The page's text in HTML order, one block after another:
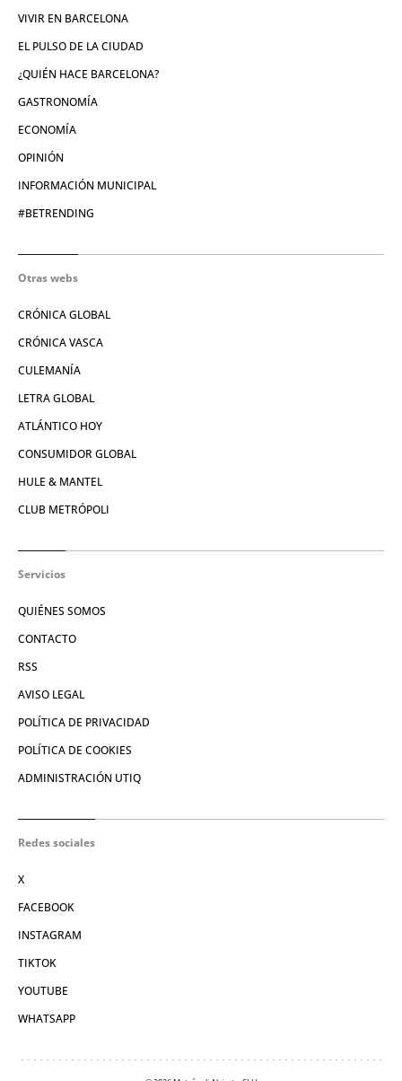
VIVIR EN BARCELONA
EL PULSO DE LA CIUDAD
¿QUIÉN HACE BARCELONA?
GASTRONOMÍA
ECONOMÍA
OPINIÓN
INFORMACIÓN MUNICIPAL
#BETRENDING
Otras webs
CRÓNICA GLOBAL
CRÓNICA VASCA
CULEMANÍA
LETRA GLOBAL
ATLÁNTICO HOY
CONSUMIDOR GLOBAL
HULE & MANTEL
CLUB METRÓPOLI
Servicios
QUIÉNES SOMOS
CONTACTO
RSS
AVISO LEGAL
POLÍTICA DE PRIVACIDAD
POLÍTICA DE COOKIES
ADMINISTRACIÓN UTIQ
Redes sociales
X
FACEBOOK
INSTAGRAM
TIKTOK
YOUTUBE
WHATSAPP